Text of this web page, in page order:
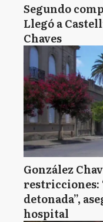
Segundo
Llegó a
Chaves
González
restricciones:
detonada”,
hospital